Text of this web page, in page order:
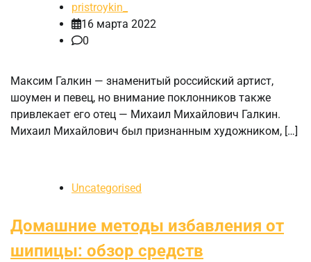
pristroykin_
16 марта 2022
0
Максим Галкин — знаменитый российский артист,
шоумен и певец, но внимание поклонников также
привлекает его отец — Михаил Михайлович Галкин.
Михаил Михайлович был признанным художником, […]
Uncategorised
Домашние методы избавления от
шипицы: обзор средств